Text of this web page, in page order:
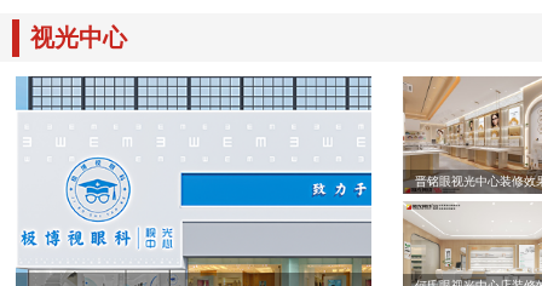
视光中心
晋铭眼视光中心装修效